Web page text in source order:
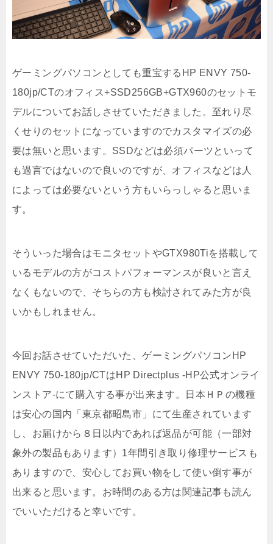
ゲーミングパソコンとしても重宝するHP ENVY 750-
180jp/CTのオフィス+SSD256GB+GTX960のセットモ
デルについてお話しさせていただきました。至れり尽
くせりのセットになっていますのでカスタマイズの必
要は無いと思います。SSDなどは必須パーツといって
も過言ではないので良いのですが、オフィスなどは人
によっては必要ないという方もいらっしゃると思いま
す。
そういった場合はモニタセットやGTX980Tiを搭載して
いるモデルの方がコストパフォーマンスが良いと言え
なくもないので、そちらの方も検討されてみた方が良
いかもしれません。
今回お話させていただいた、ゲーミングパソコンHP
ENVY 750-180jp/CTはHP Directplus -HP公式オンライ
ンストア-にて購入する事が出来ます。日本ＨＰの機種
は安心の国内「東京都昭島市」にて生産されています
し、お届けから８日以内であれば返品が可能（一部対
象外の製品もあります）1年間引き取り修理サービスも
ありますので、安心してお買い物をして使い倒す事が
出来ると思います。お時間のある方は関連記事も読ん
でいいただけると幸いです。